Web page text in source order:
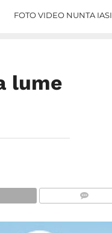
FOTO VIDEO NUNTA IASI
lume